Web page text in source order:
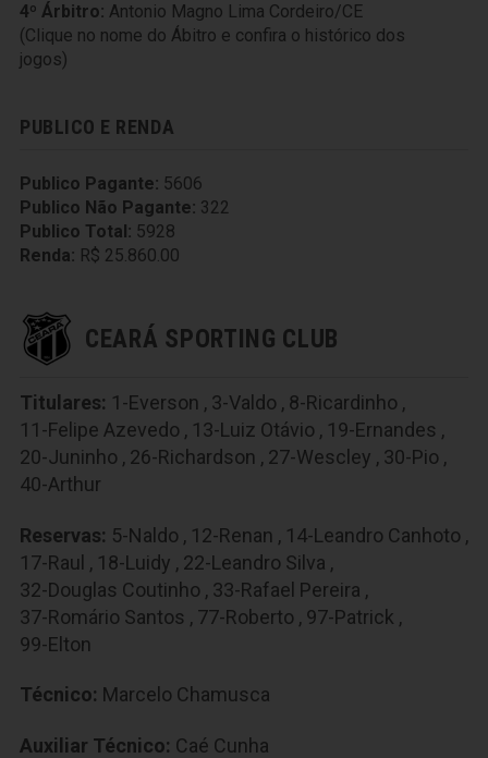
4º Árbitro: Antonio Magno Lima Cordeiro/CE
(Clique no nome do Ábitro e confira o histórico dos
jogos)
PUBLICO E RENDA
Publico Pagante: 5606
Publico Não Pagante: 322
Publico Total: 5928
Renda: R$ 25.860.00
CEARÁ SPORTING CLUB
Titulares: 1-Everson , 3-Valdo , 8-Ricardinho ,
11-Felipe Azevedo , 13-Luiz Otávio , 19-Ernandes ,
20-Juninho , 26-Richardson , 27-Wescley , 30-Pio ,
40-Arthur
Reservas: 5-Naldo , 12-Renan , 14-Leandro Canhoto ,
17-Raul , 18-Luidy , 22-Leandro Silva ,
32-Douglas Coutinho , 33-Rafael Pereira ,
37-Romário Santos , 77-Roberto , 97-Patrick ,
99-Elton
Técnico: Marcelo Chamusca
Auxiliar Técnico: Caé Cunha